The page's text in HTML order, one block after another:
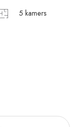
5 kamers